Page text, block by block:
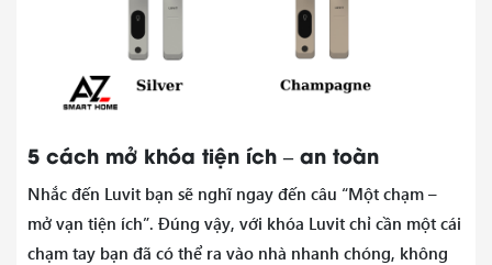
5 cách mở khóa tiện ích – an toàn
Nhắc đến Luvit bạn sẽ nghĩ ngay đến câu “Một chạm –
mở vạn tiện ích”. Đúng vậy, với khóa Luvit chỉ cần một cái
chạm tay bạn đã có thể ra vào nhà nhanh chóng, không